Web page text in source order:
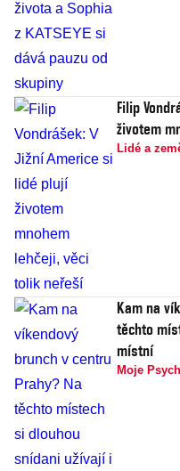
Filip
životem
Lidé a
Kam na
těchto
místní
Moje